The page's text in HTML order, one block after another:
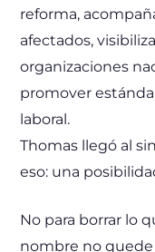
reforma,
afectados,
organizaciones
promover
laboral.
Thomas llegó al
eso: una
No para borrar lo
nombre no